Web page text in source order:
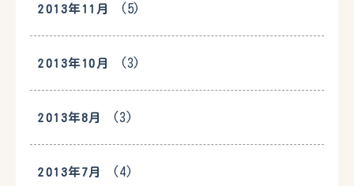
2013年11月 (5)
2013年10月 (3)
2013年8月 (3)
2013年7月 (4)